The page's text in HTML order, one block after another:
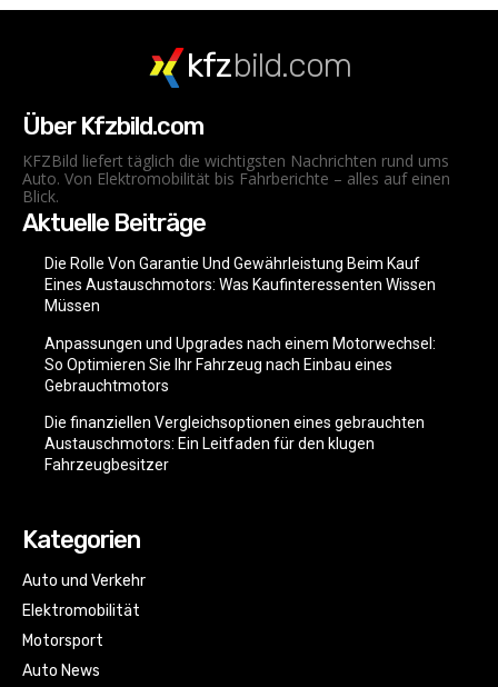
kfzbild.com
Über Kfzbild.com
KFZBild liefert täglich die wichtigsten Nachrichten rund ums
Auto. Von Elektromobilität bis Fahrberichte – alles auf einen
Blick.
Aktuelle Beiträge
Die Rolle Von Garantie Und Gewährleistung Beim Kauf
Eines Austauschmotors: Was Kaufinteressenten Wissen
Müssen
Anpassungen und Upgrades nach einem Motorwechsel:
So Optimieren Sie Ihr Fahrzeug nach Einbau eines
Gebrauchtmotors
Die finanziellen Vergleichsoptionen eines gebrauchten
Austauschmotors: Ein Leitfaden für den klugen
Fahrzeugbesitzer
Kategorien
Auto und Verkehr
Elektromobilität
Motorsport
Auto News